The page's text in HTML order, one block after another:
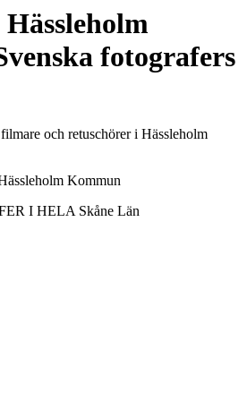
Hässleholm
fotografers
och retuschörer i Hässleholm
Kommun
I HELA Skåne Län